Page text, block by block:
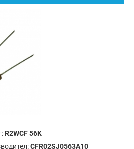
R2WCF 56K
CFR02SJ0563A10